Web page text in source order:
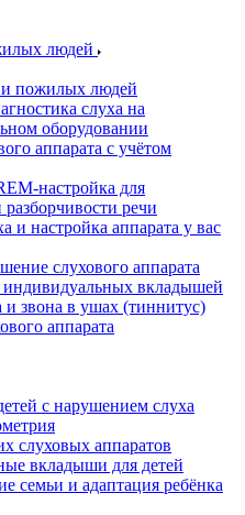
людей
и пожилых людей
слуха на
оборудовании
аппарата с учётом
настройка для
речи
и настройка аппарата у вас
слухового аппарата
индивидуальных вкладышей
звона в ушах (тиннитус)
аппарата
с нарушением слуха
слуховых аппаратов
вкладыши для детей
семьи и адаптация ребёнка